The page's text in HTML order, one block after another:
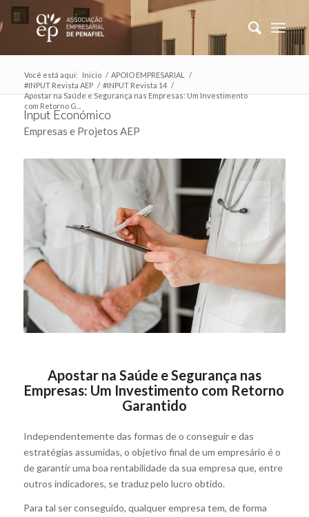
Você está aqui: Inicio / APOIO EMPRESARIAL
/
#INPUT Revista AEP / #INPUT Revista 14 /
Apostar na Saúde e Segurança nas Empresas: Um Investimento
com Retorno G...
Input Económico
Empresas e Projetos AEP
Apostar na Saúde e Segurança nas
Empresas: Um Investimento com Retorno
Garantido
Independentemente das formas de o conseguir e das
estratégias assumidas, o objetivo final de um empresário é o
de garantir uma boa rentabilidade da sua empresa que, entre
outros indicadores, se traduz pelo lucro obtido.
Para tal ser conseguido, qualquer empresa tem, de forma